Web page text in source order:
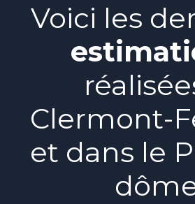
Voici les
Clermont-
et dans le